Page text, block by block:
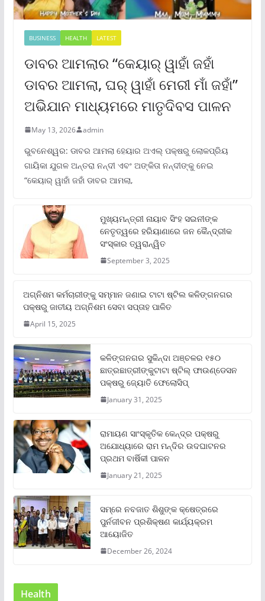
BUSINESS HEALTH LATEST
ଡାବର ଆମଲାର “କେୟାର୍ ୱାହାଁ ଜହାଁ
ଡାବର ଆମଲା, ଘର୍ ୱାହାଁ ମେରୀ ମାଁ ଜହାଁ”
ଅଭିଯାନ ମାଧ୍ୟମରେ ମାତୃଦିବସ ପାଳନ
May 13, 2026 admin
ଭୁବନେଶ୍ୱର: ଡାବର ଆମଲା ହେୟାର ଅଏଲ୍ ପକ୍ଷରୁ ଲୋକପ୍ରିୟ
ଗାୟିକା ଯୁଗଳ ଅନ୍ତରା ନନ୍ଦୀ ଏବଂ ଅଙ୍କିତା ନନ୍ଦୀଙ୍କୁ ନେଇ
“କେୟାର୍ ୱାହାଁ ଜହାଁ ଡାବର ଆମଲା,
ମୁଖ୍ୟମନ୍ତ୍ରୀ ନାୟାବ ସିଂହ ସଇନୀଙ୍କ
ନେତୃତ୍ୱରେ ହରିୟାଣାରେ ଜନ କୈନ୍ଦ୍ରୀକ
ସଂସ୍କାର ତ୍ୱରାନ୍ୱିତ
September 3, 2025
ଅଗ୍ନିଶମ କର୍ମଚାରୀଙ୍କୁ ସମ୍ମାନ ଜଣାଇ ଟାଟା ଷ୍ଟିଲ କଳିଙ୍ଗନଗର
ପକ୍ଷରୁ ଜାତୀୟ ଅଗ୍ନିଶମ ସେବା ସପ୍ତାହ ପାଳିତ
April 15, 2025
କଳିଙ୍ଗନଗର ସୁକିନ୍ଦା ଅଞ୍ଚଳର ୧୫୦
ଛାତ୍ରଛାତ୍ରୀଙ୍କୁଟାଟା ଷ୍ଟିଲ୍ ଫାଉଣ୍ଡେସନ
ପକ୍ଷରୁ ଜ୍ୟୋତି ଫେଲୋସିପ୍‌
January 31, 2025
ରାମାୟଣ ସାଂସ୍କୃତିକ କେନ୍ଦ୍ର ପକ୍ଷରୁ
ଅଯୋଧ୍ୟାରେ ରାମ ମନ୍ଦିର ଉଦଘାଟନର
ପ୍ରଥମ ବାର୍ଷିକୀ ପାଳନ
January 21, 2025
ସମ୍‌ରେ ନବଜାତ ଶିଶୁଙ୍କ କ୍ଷେତ୍ରରେ
ପୁର୍ନଜୀବନ ପ୍ରଶିକ୍ଷଣ କାର୍ଯ୍ୟକ୍ରମ
ଆୟୋଜିତ
December 26, 2024
Health